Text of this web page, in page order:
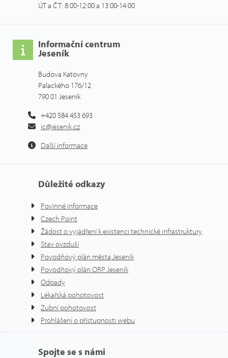
ÚT a ČT: 8:00-12:00 a 13:00-14:00
Informační centrum
Jeseník
Budova Katovny
Palackého 176/12
790 01 Jeseník
+420 584 453 693
ic@jesenik.cz
Další informace
Důležité odkazy
Povinné informace
Czech Point
Žádost o vyjádření k existenci technické infrastruktury
Stav ovzduší
Povodňový plán města Jeseník
Povodňový plán ORP Jeseník
Odpady
Lékařská pohotovost
Zubní pohotovost
Prohlášení o přístupnosti webu
Spojte se s námi